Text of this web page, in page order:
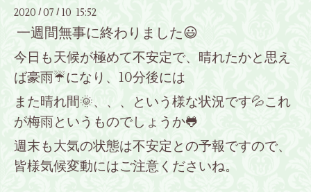
2020 /07 / 10 15:52
一週間無事に終わりました😃
今日も天候が極めて不安定で、晴れたかと思え
ば豪雨☔になり、10分後には
また晴れ間🌞、、、という様な状況です💦これ
が梅雨というものでしょうか🐸
週末も大気の状態は不安定との予報ですので、
皆様気候変動にはご注意くださいね。